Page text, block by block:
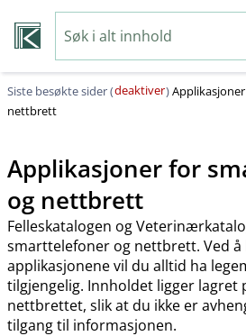
Siste besøkte sider (deaktiver)
nettbrett
Applikasjoner for
og nettbrett
Felleskatalogen og
smarttelefoner og nettbrett. Ved å
applikasjonene vil du alltid ha
tilgjengelig. Innholdet ligger lagret
nettbrettet, slik at du ikke er
tilgang til informasjonen.